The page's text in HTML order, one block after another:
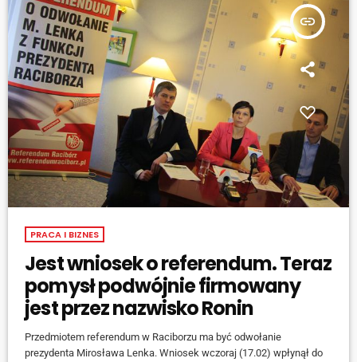
insert_link
PRACA I BIZNES
Jest wniosek o referendum. Teraz
pomysł podwójnie firmowany
jest przez nazwisko Ronin
Przedmiotem referendum w Raciborzu ma być odwołanie
prezydenta Mirosława Lenka. Wniosek wczoraj (17.02) wpłynął do